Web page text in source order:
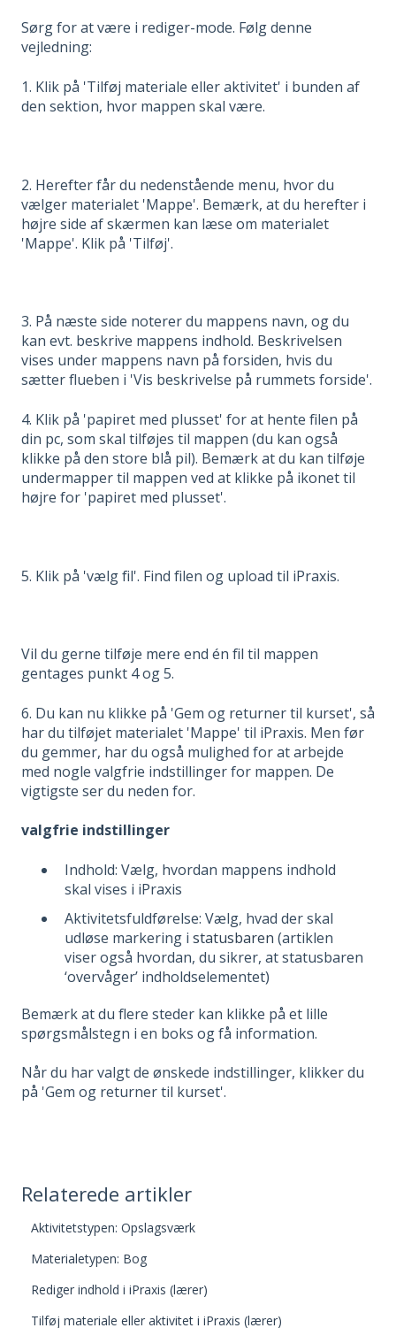
Sørg for at være i rediger-mode. Følg denne
vejledning:
1. Klik på 'Tilføj materiale eller aktivitet' i bunden af
den sektion, hvor mappen skal være.
2. Herefter får du nedenstående menu, hvor du
vælger materialet 'Mappe'. Bemærk, at du herefter i
højre side af skærmen kan læse om materialet
'Mappe'. Klik på 'Tilføj'.
3. På næste side noterer du mappens navn, og du
kan evt. beskrive mappens indhold. Beskrivelsen
vises under mappens navn på forsiden, hvis du
sætter flueben i 'Vis beskrivelse på rummets forside'.
4. Klik på 'papiret med plusset' for at hente filen på
din pc, som skal tilføjes til mappen (du kan også
klikke på den store blå pil). Bemærk at du kan tilføje
undermapper til mappen ved at klikke på ikonet til
højre for 'papiret med plusset'.
5. Klik på 'vælg fil'. Find filen og upload til iPraxis.
Vil du gerne tilføje mere end én fil til mappen
gentages punkt 4 og 5.
6. Du kan nu klikke på 'Gem og returner til kurset', så
har du tilføjet materialet 'Mappe' til iPraxis. Men før
du gemmer, har du også mulighed for at arbejde
med nogle valgfrie indstillinger for mappen. De
vigtigste ser du neden for.
valgfrie indstillinger
Indhold: Vælg, hvordan mappens indhold
skal vises i iPraxis
Aktivitetsfuldførelse: Vælg, hvad der skal
udløse markering i statusbaren (artiklen
viser også hvordan, du sikrer, at statusbaren
‘overvåger’ indholdselementet)
Bemærk at du flere steder kan klikke på et lille
spørgsmålstegn i en boks og få information.
Når du har valgt de ønskede indstillinger, klikker du
på 'Gem og returner til kurset'.
Relaterede artikler
Aktivitetstypen: Opslagsværk
Materialetypen: Bog
Rediger indhold i iPraxis (lærer)
Tilføj materiale eller aktivitet i iPraxis (lærer)